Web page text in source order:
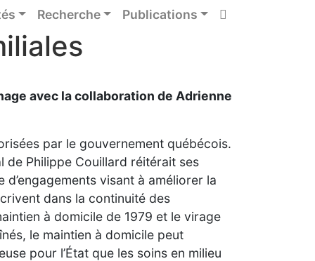
Recherche
Publications
avec la collaboration de Adrienne
par le gouvernement québécois.
de Philippe Couillard réitérait ses
visant à améliorer la
dans la continuité des
à domicile de 1979 et le virage
le maintien à domicile peut
pour l’État que les soins en milieu